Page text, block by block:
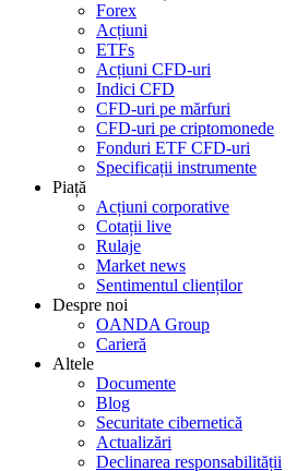
Forex
Acțiuni
ETFs
Acțiuni CFD-uri
Indici CFD
CFD-uri pe mărfuri
CFD-uri pe criptomonede
Fonduri ETF CFD-uri
Specificații instrumente
Piață
Acțiuni corporative
Cotații live
Rulaje
Market news
Sentimentul clienților
Despre noi
OANDA Group
Carieră
Altele
Documente
Blog
Securitate cibernetică
Actualizări
Declinarea responsabilității